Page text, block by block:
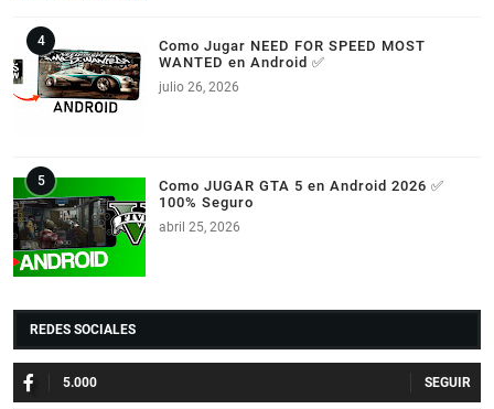
Como Jugar NEED FOR SPEED MOST
WANTED en Android ✅
julio 26, 2026
Como JUGAR GTA 5 en Android 2026 ✅
100% Seguro
abril 25, 2026
REDES SOCIALES
5.000